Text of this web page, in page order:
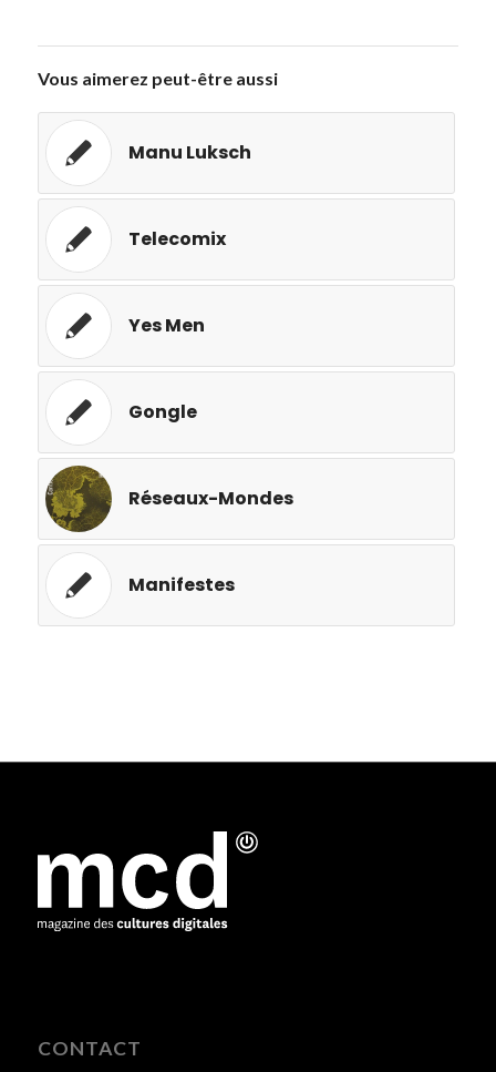
Vous aimerez peut-être aussi
Manu Luksch
Telecomix
Yes Men
Gongle
Réseaux-Mondes
Manifestes
CONTACT